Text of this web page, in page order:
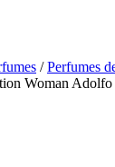
/Perfumes
Woman